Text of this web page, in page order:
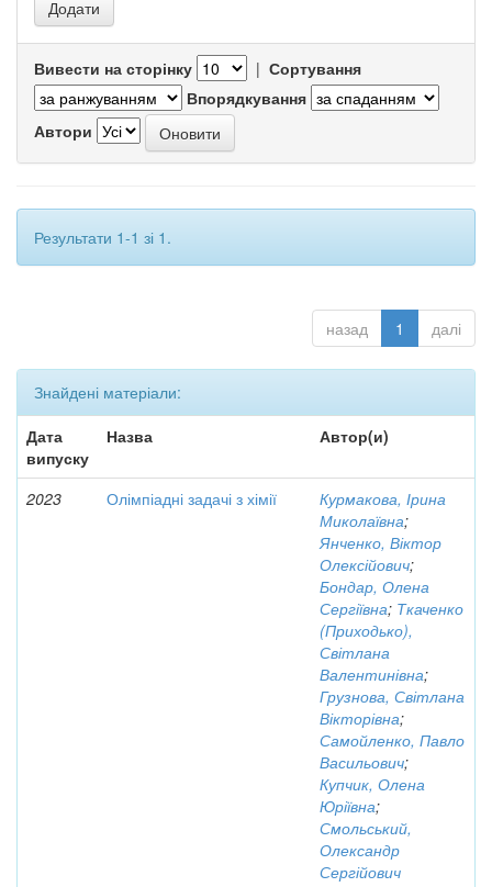
Вивести на сторінку | Сортування
Впорядкування
Автори
Результати 1-1 зі 1.
назад 1 далі
Знайдені матеріали:
Дата
випуску
Назва Автор(и)
2023 Олімпіадні задачі з хімії
Курмакова, Ірина
Миколаївна;
Янченко, Віктор
Олексійович;
Бондар, Олена
Сергіївна; Ткаченко
(Приходько),
Світлана
Валентинівна;
Грузнова, Світлана
Вікторівна;
Самойленко, Павло
Васильович;
Купчик, Олена
Юріївна;
Смольський,
Олександр
Сергійович